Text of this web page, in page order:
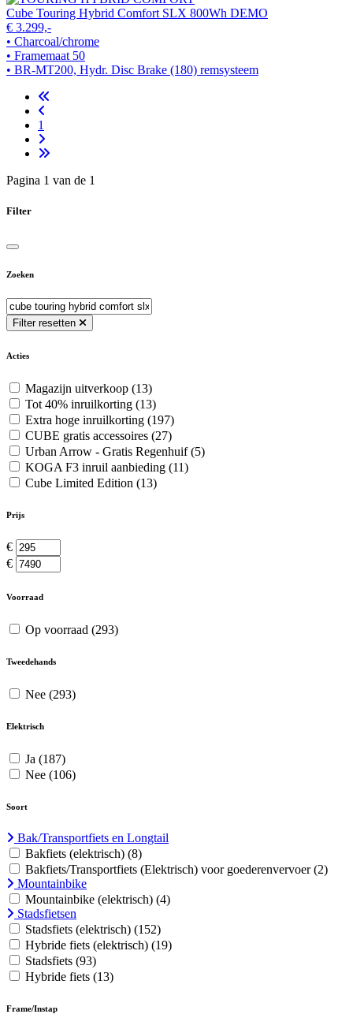
Cube Touring Hybrid Comfort SLX 800Wh DEMO
€ 3.299,-
• Charcoal/chrome
• Framemaat 50
• BR-MT200, Hydr. Disc Brake (180) remsysteem
1
Pagina 1 van de 1
Filter
Zoeken
Filter resetten
Acties
Magazijn uitverkoop (13)
Tot 40% inruilkorting (13)
Extra hoge inruilkorting (197)
CUBE gratis accessoires (27)
Urban Arrow - Gratis Regenhuif(5)
KOGA F3 inruil aanbieding (11)
Cube Limited Edition (13)
Prijs
€
€
Voorraad
Op voorraad (293)
Tweedehands
Nee (293)
Elektrisch
Ja (187)
Nee (106)
Soort
Bak/Transportfiets en Longtail
Bakfiets (elektrisch) (8)
Bakfiets/Transportfiets (Elektrisch) voor goederenvervoer(2)
Mountainbike
Mountainbike (elektrisch) (4)
Stadsfietsen
Stadsfiets (elektrisch) (152)
Hybride fiets (elektrisch) (19)
Stadsfiets (93)
Hybride fiets (13)
Frame/Instap